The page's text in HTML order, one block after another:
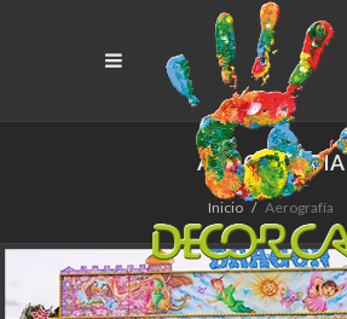
AEROGRAFÍA
Inicio Aerografía